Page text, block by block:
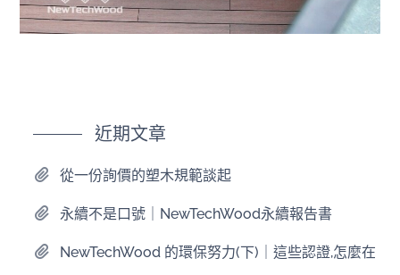
近期文章
從一份詢價的塑木規範談起
永續不是口號｜NewTechWood永續報告書
NewTechWood 的環保努力(下)｜這些認證,怎麼在